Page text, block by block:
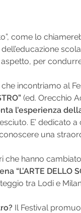
come lo
per
che incontriamo al
(ed. Orecchio
l’esperienza
E’ dedicato
una
che hanno
“L’ARTE DELLO
tra Lodi e
Il Festival